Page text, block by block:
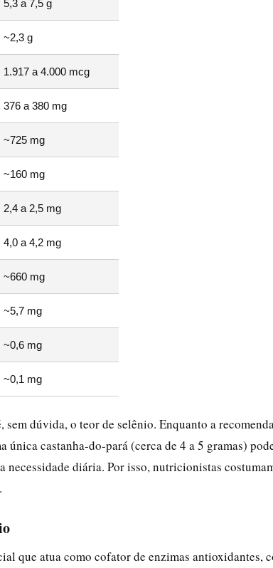
5,3 a 7,5 g
~2,3 g
1.917 a 4.000 mcg
376 a 380 mg
~725 mg
~160 mg
2,4 a 2,5 mg
4,0 a 4,2 mg
~660 mg
~5,7 mg
~0,6 mg
~0,1 mg
sem dúvida, o teor de selênio. Enquanto a
única castanha-do-pará (cerca de 4 a 5 gramas)
necessidade diária. Por isso, nutricionistas
que atua como cofator de enzimas antioxidantes,